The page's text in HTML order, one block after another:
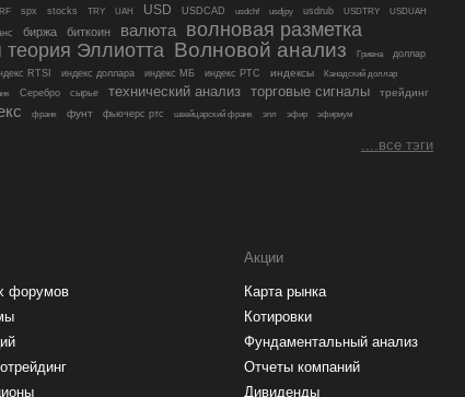
spx stocks TRY UAH USD USDCAD usdchf usdjpy usdrub USDTRY
USDUAH
биржа биткоин валюта волновая разметка
теория Эллиотта Волновой анализ Гривна доллар
RTSI индекс доллара индекс МБ индекс РТС индексы Канадский доллар
Серебро сырье технический анализ торговые сигналы трейдинг
франк фунт фьючерс ртс швейцарский франк эпл эфир эфириум
....все тэги
форумов
Акции
Карта рынка
Котировки
Фундаментальный анализ
Отчеты компаний
Дивиденды